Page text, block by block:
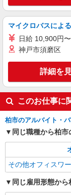
マイクロバスによ
日給 10,900円
神戸市須磨区
詳細を
このお仕事に
柏市のアルバイト・
同じ職種から柏
その他オフィスワ
同じ雇用形態か